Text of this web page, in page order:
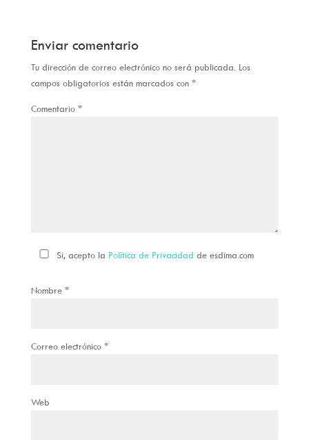
Enviar comentario
Tu dirección de correo electrónico no será publicada. Los
campos obligatorios están marcados con *
Comentario *
Si, acepto la Política de Privacidad de esdima.com
Nombre *
Correo electrónico *
Web